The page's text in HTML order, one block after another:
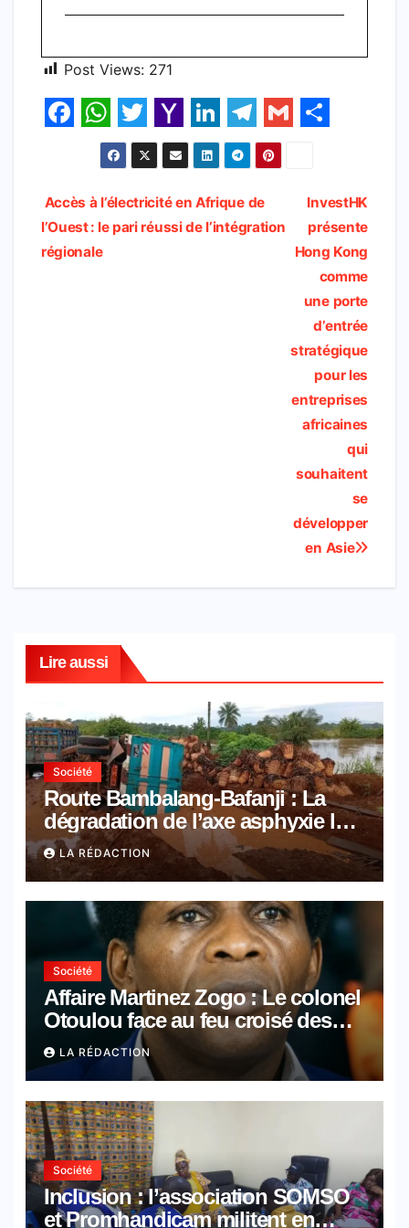
Post Views: 271
c
e
b
W
a
t
s
T
w
i
t
Y
a
h
o
L
i
n
k
T
e
l
e
G
m
a
i
a
r
e
Navigation
de
InvestHK
présente
Hong Kong
comme
une porte
d’entrée
stratégique
pour les
entreprises
africaines
qui
souhaitent
se
développer
en Asie
Accès à l’électricité en Afrique de
l’Ouest : le pari réussi de l’intégration
régionale​
Lire aussi
Société
Route Bambalang-Bafanji : La
dégradation de l’axe asphyxie les
activités économiques
LA RÉDACTION
Société
Affaire Martinez Zogo : Le colonel
Otoulou face au feu croisé des
avocats de la défense
LA RÉDACTION
Société
Inclusion : l’association SOMSO
et Promhandicam militent en